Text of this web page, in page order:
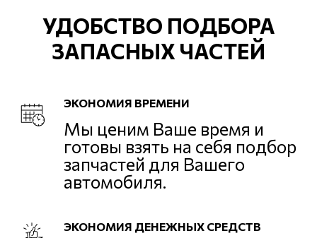
УДОБСТВО ПОДБОРА
ЗАПАСНЫХ ЧАСТЕЙ
ЭКОНОМИЯ ВРЕМЕНИ
Мы ценим Ваше время и
готовы взять на себя подбор
запчастей для Вашего
автомобиля.
ЭКОНОМИЯ ДЕНЕЖНЫХ СРЕДСТВ